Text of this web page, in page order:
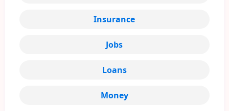
Insurance
Jobs
Loans
Money